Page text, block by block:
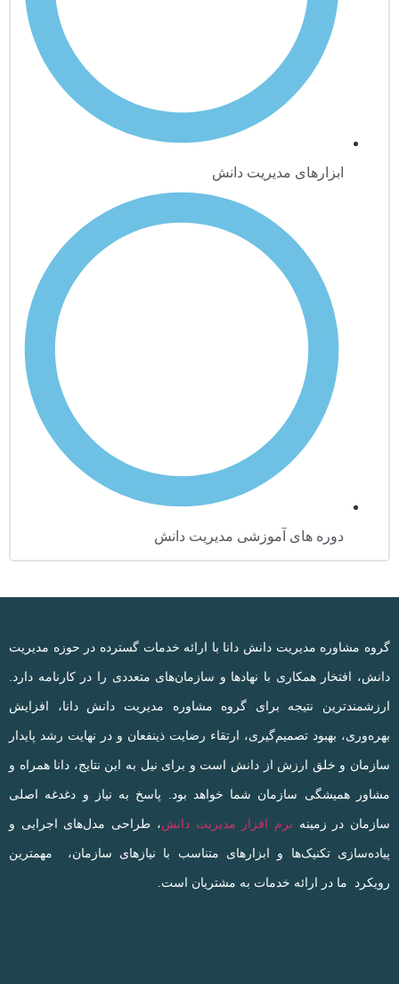
ابزارهای مدیریت دانش
دوره های آموزشی مدیریت دانش
گروه مشاوره مدیریت دانش دانا با ارائه خدمات گسترده در حوزه مدیریت
دانش، افتخار همکاری با نهادها و سازمان‌های متعددی را در کارنامه دارد.
ارزشمندترین نتیجه برای گروه مشاوره مدیریت دانش دانا، افزایش
بهره‌وری، بهبود تصمیم‌گیری، ارتقاء رضایت ذینفعان و در نهایت رشد پایدار
سازمان و خلق ارزش از دانش است و برای نیل به این نتایج، دانا همراه و
مشاور همیشگی سازمان شما خواهد بود. پاسخ به نیاز و دغدغه اصلی
سازمان در زمینه نرم افزار مدیریت دانش، طراحی مدل‌های اجرایی و
پیاده‌سازی تکنیک‌ها و ابزارهای متناسب با نیازهای سازمان، مهمترین
رویکرد ما در ارائه خدمات به مشتریان است.